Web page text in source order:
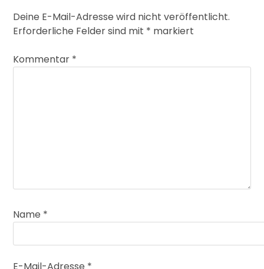
Deine E-Mail-Adresse wird nicht veröffentlicht.
Erforderliche Felder sind mit * markiert
Kommentar *
Name *
E-Mail-Adresse *